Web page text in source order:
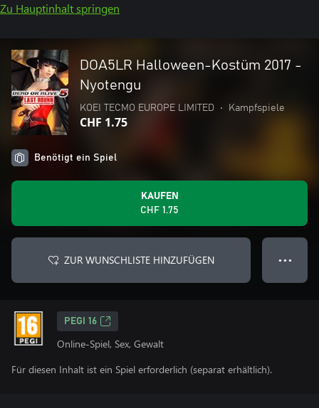
Zu Hauptinhalt springen
DOA5LR Halloween-Kostüm 2017 -
Nyotengu
KOEI TECMO EUROPE LIMITED • Kampfspiele
CHF 1.75
Benötigt ein Spiel
KAUFEN
CHF 1.75
ZUR WUNSCHLISTE HINZUFÜGEN ● ● ●
PEGI 16
Online-Spiel, Sex, Gewalt
Für diesen Inhalt ist ein Spiel erforderlich (separat erhältlich).